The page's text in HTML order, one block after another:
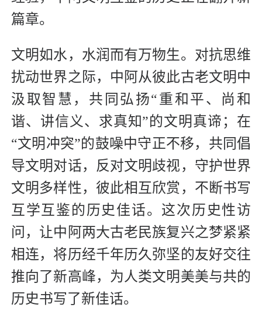
篇章。
文明如水，水润而有万物生。对抗思维
扰动世界之际，中阿从彼此古老文明中
汲取智慧，共同弘扬“重和平、尚和
谐、讲信义、求真知”的文明真谛；在
“文明冲突”的鼓噪中守正不移，共同倡
导文明对话，反对文明歧视，守护世界
文明多样性，彼此相互欣赏，不断书写
互学互鉴的历史佳话。这次历史性访
问，让中阿两大古老民族复兴之梦紧紧
相连，将历经千年历久弥坚的友好交往
推向了新高峰，为人类文明美美与共的
历史书写了新佳话。